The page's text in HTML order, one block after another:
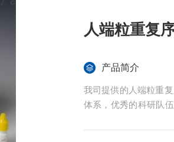
人端粒重复
产品简介
我司提供的人端粒重
体系，优秀的科研队